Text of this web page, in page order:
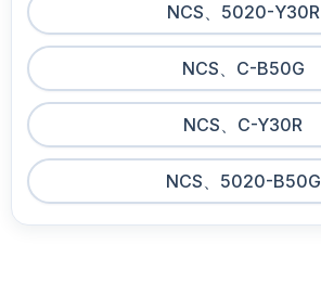
NCS、5020-Y30R
NCS、C-B50G
NCS、C-Y30R
NCS、5020-B50G